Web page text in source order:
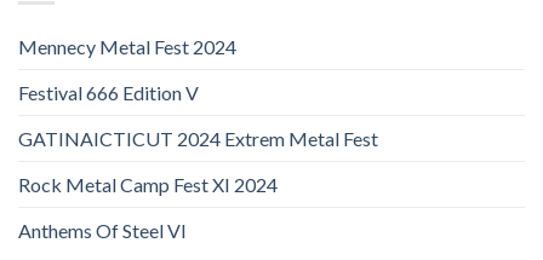
Mennecy Metal Fest 2024
Festival 666 Edition V
GATINAICTICUT 2024 Extrem Metal Fest
Rock Metal Camp Fest XI 2024
Anthems Of Steel VI